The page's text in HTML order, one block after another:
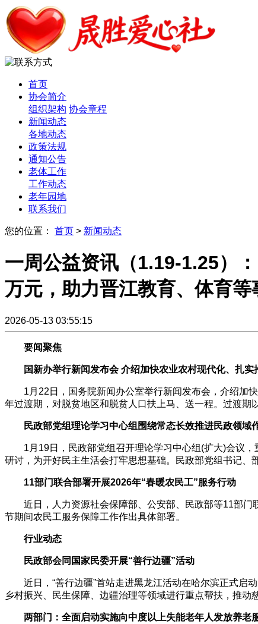
首页
协会简介
组织架构 协会章程
新闻动态
各地动态
政策法规
通知公告
老体工作
工作动态
老年园地
联系我们
您的位置： 首页 > 新闻动态
一周公益资讯（1.19-1.25）
万元，助力晋江教育、体育等
2026-05-13 03:55:15
要闻聚焦
国新办举行新闻发布会 介绍加快农业农村现代化、扎
1月22日，国务院新闻办公室举行新闻发布会，介绍加快
年过渡期，对脱贫地区和脱贫人口扶上马、送一程。过渡期
民政部党组理论学习中心组围绕常态长效推进民政领域
1月19日，民政部党组召开理论学习中心组(扩大)会议，
研讨，为开好民主生活会打牢思想基础。民政部党组书记、
11部门联合部署开展2026年“春暖农民工”服务行动
近日，人力资源社会保障部、公安部、民政部等11部门联
节期间农民工服务保障工作作出具体部署。
行业动态
民政部会同国家民委开展“善行边疆”活动
近日，“善行边疆”首站走进黑龙江活动在哈尔滨正式启动
乡村振兴、民生保障、边疆治理等领域进行重点帮扶，推动
两部门：全面启动实施向中度以上失能老年人发放养老